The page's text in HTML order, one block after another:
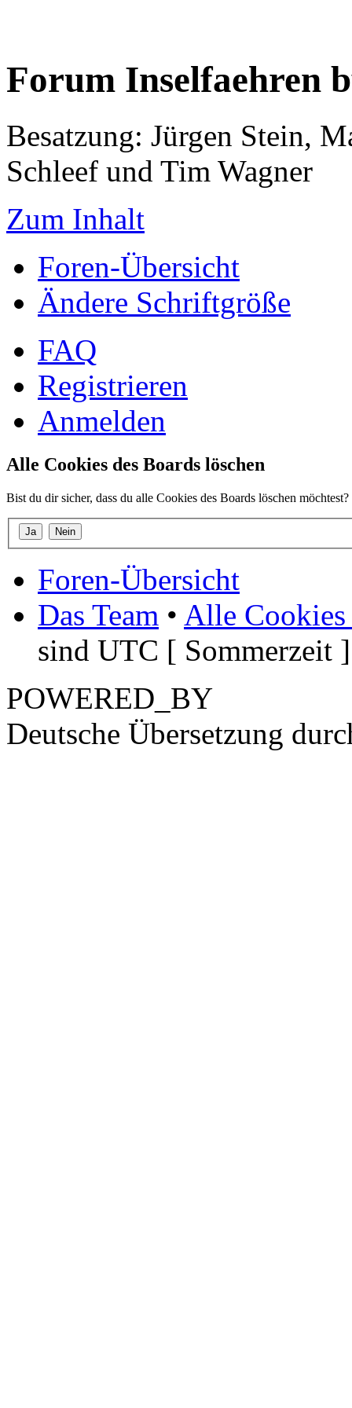
Forum Inselfaehren
Besatzung: Jürgen Stein,
Schleef und Tim Wagner
Zum Inhalt
Foren-Übersicht
Ändere Schriftgröße
FAQ
Registrieren
Anmelden
Alle Cookies des Boards löschen
Bist du dir sicher, dass du alle Cookies des Boards löschen möchtest?
Foren-Übersicht
Das Team • Alle Cookies
sind UTC [ Sommerzeit ]
POWERED_BY
Deutsche Übersetzung